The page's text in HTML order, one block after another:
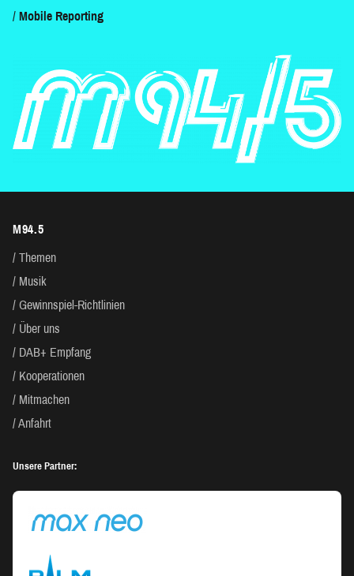
Mobile Reporting
M94.5
Themen
Musik
Gewinnspiel-Richtlinien
Über uns
DAB+ Empfang
Kooperationen
Mitmachen
Anfahrt
Unsere Partner: